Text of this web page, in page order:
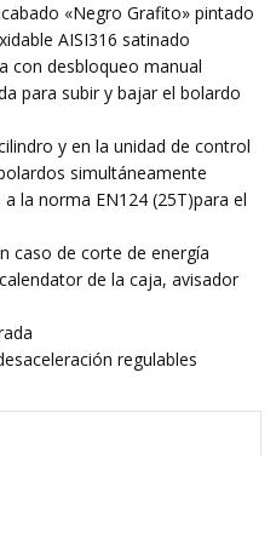
«Negro Grafito» pintado
AISI316 satinado
con desbloqueo manual
para subir y bajar el bolardo
y en la unidad de control
simultáneamente
la norma EN124 (25T)para el
caso de corte de energía
de la caja, avisador
regulables